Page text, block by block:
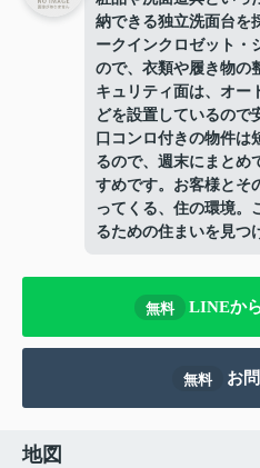
納できる独立洗面台を
ークインクロゼット・
ので、衣類や履き物の
キュリティ面は、オー
どを設置しているので
口コンロ付きの物件は
るので、週末にまとめ
すめです。お客様とそ
ってくる、住の環境。
るための住まいを見つ
無料 LINEか
無料 お
地図